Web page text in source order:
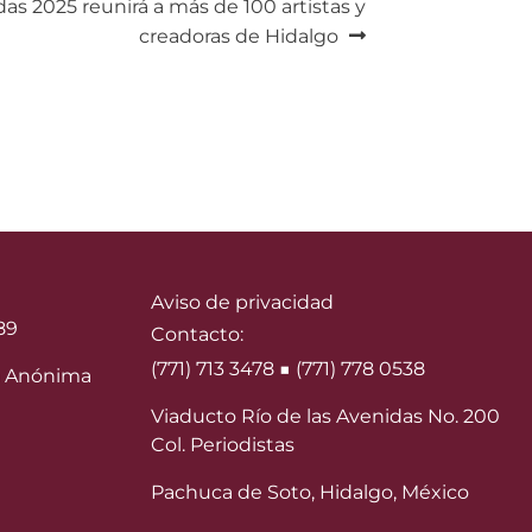
2025 reunirá a más de 100 artistas y
creadoras de Hidalgo
Aviso de privacidad
Contacto:
(771) 713 3478 ■ (771) 778 0538
Viaducto Río de las Avenidas No. 200
Col. Periodistas
Pachuca de Soto, Hidalgo, México